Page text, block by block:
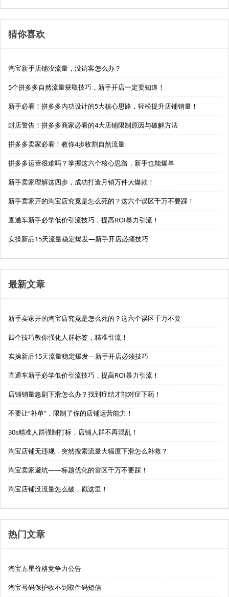
猜你喜欢
淘宝新手店铺没流量，没访客怎么办？
5个拼多多自然流量获取技巧，新手开店一定要知道！
新手必看！拼多多内功设计的5大核心思路，轻松提升店铺销量！
封店警告！拼多多商家必看的4大店铺限制原因与破解方法
拼多多卖家必看！教你4步收割自然流量
拼多多运营很难吗？掌握这六个核心思路，新手也能爆单
新手卖家理解这四步，成功打造月销万件大爆款！
新手卖家开的淘宝店究竟是怎么死的？这六个误区千万不要踩！
直通车新手必学低价引流技巧，提高ROI暴力引流！
实操新品15天流量稳定爆发—新手开店必须技巧
最新文章
新手卖家开的淘宝店究竟是怎么死的？这六个误区千万不要
四个技巧教你强化人群标签，精准引流！
实操新品15天流量稳定爆发—新手开店必须技巧
直通车新手必学低价引流技巧，提高ROI暴力引流！
店铺销量急剧下滑怎么办？找到症结才能对症下药！
不要让“补单”，限制了你的店铺运营能力！
30s精准人群强制打标，店铺人群不再混乱！
淘宝店铺无违规，突然搜索流量大幅度下滑怎么补救？
淘宝卖家避坑——标题优化的雷区千万不要踩！
淘宝店铺没流量怎么破，戳这里！
热门文章
淘宝五星价格竞争力公告
淘宝号码保护收不到取件码短信